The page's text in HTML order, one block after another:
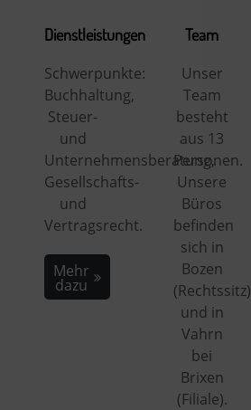
Dienstleistungen
Schwerpunkte:
Buchhaltung,
Steuer-
und
Unternehmensberatung,
Gesellschafts-
und
Vertragsrecht.
Mehr
dazu
Team
Unser
Team
besteht
aus 13
Personen.
Unsere
Büros
befinden
sich in
Bozen
(Rechtssitz)
und in
Vahrn
bei
Brixen
(Filiale).